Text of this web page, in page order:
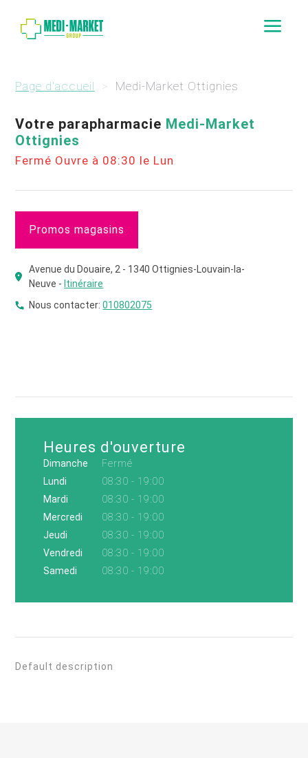
a
Page d'accueil Medi-Market Ottignies
Votre parapharmacie Medi-Market
Ottignies
Fermé Ouvre à 08:30 le Lun
Promos magasins
Avenue du Douaire, 2 - 1340 Ottignies-Louvain-la-
Neuve - Itinéraire
Nous contacter:010802075
Heures d'ouverture
Dimanche
Fermé
Lundi
08:30 - 19:00
Mardi
08:30 - 19:00
Mercredi
08:30 - 19:00
Jeudi
08:30 - 19:00
Vendredi
08:30 - 19:00
Samedi
08:30 - 19:00
Default description